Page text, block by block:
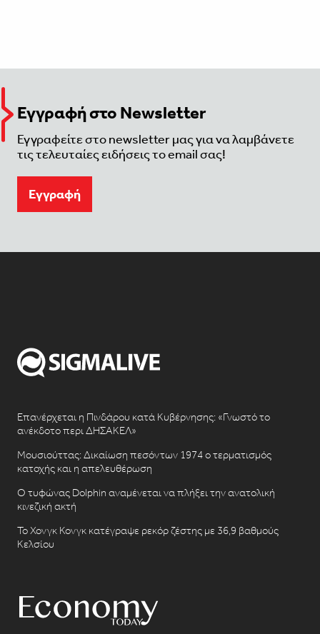
Εγγραφή στο Newsletter
Εγγραφείτε στο newsletter μας για να λαμβάνετε
τις τελευταίες ειδήσεις το email σας!
Eγγραφή
Επανέρχεται η Πινδάρου κατά Κυβέρνησης: «Γνωστό το
ανέκδοτο περι ΔΗΣΑΚΕΛ»
Μουσιούττας: Δικαίωση πεσόντων 1974 ο τερματισμός
κατοχής και η απελευθέρωση
Ο τυφώνας Dolphin αναμένεται να πλήξει την ανατολική
κινεζική ακτή
Το Χονγκ Κονγκ κατέγραψε ρεκόρ ζέστης με 36,9 βαθμούς
Κελσίου